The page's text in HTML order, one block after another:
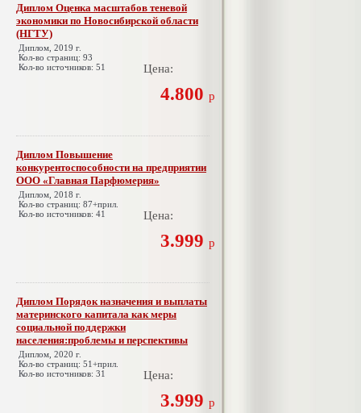
Диплом Оценка масштабов теневой
экономики по Новосибирской области
(НГТУ)
Диплом, 2019 г.
Кол-во страниц: 93
Кол-во источников: 51
Цена:
4.800 р
Диплом Повышение
конкурентоспособности на предприятии
ООО «Главная Парфюмерия»
Диплом, 2018 г.
Кол-во страниц: 87+прил.
Кол-во источников: 41
Цена:
3.999 р
Диплом Порядок назначения и выплаты
материнского капитала как меры
социальной поддержки
населения:проблемы и перспективы
Диплом, 2020 г.
Кол-во страниц: 51+прил.
Кол-во источников: 31
Цена:
3.999 р